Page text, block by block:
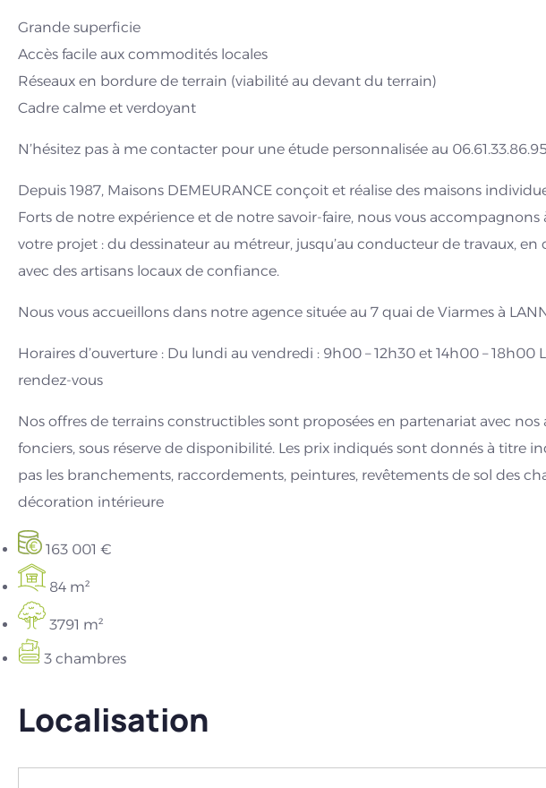
Grande superficie
Accès facile aux commodités locales
Réseaux en bordure de terrain (viabilité au devant du terrain)
Cadre calme et verdoyant
N’hésitez pas à me contacter pour une étude personnalisée au 06.61.33.86.95
Depuis 1987, Maisons DEMEURANCE conçoit et réalise des maisons
Forts de notre expérience et de notre savoir-faire, nous vous
votre projet : du dessinateur au métreur, jusqu’au conducteur de travaux,
avec des artisans locaux de confiance.
Nous vous accueillons dans notre agence située au 7 quai de Viarmes à
Horaires d’ouverture : Du lundi au vendredi : 9h00 – 12h30 et 14h00 – 18h00
rendez-vous
Nos offres de terrains constructibles sont proposées en partenariat avec nos
fonciers, sous réserve de disponibilité. Les prix indiqués sont donnés à titre
pas les branchements, raccordements, peintures, revêtements de sol des
décoration intérieure
163 001 €
84 m²
3791 m²
3 chambres
Localisation